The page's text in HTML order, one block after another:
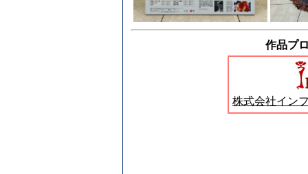
作品プ
株式会社イン